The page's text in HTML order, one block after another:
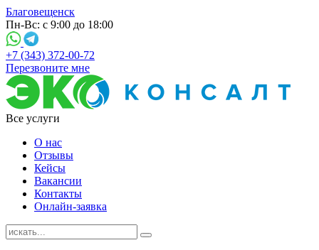
Благовещенск
Пн-Вс: с 9:00 до 18:00
+7 (343) 372-00-72
Перезвоните мне
Все услуги
О нас
Отзывы
Кейсы
Вакансии
Контакты
Онлайн-заявка